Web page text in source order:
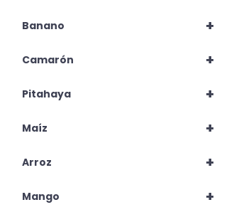
+
Banano
+
Camarón
+
Pitahaya
+
Maíz
+
Arroz
+
Mango